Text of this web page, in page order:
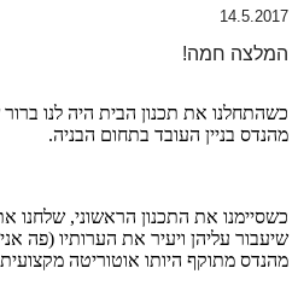
14.5.2017
המלצה חמה!
כשהתחלנו את תכנון הבית היה לנו
מהנדס בניין העובד בתחום הבניה.
כשסיימנו את התכנון הראשוני, שלחנו
שיעבור עליהן ויעיר את הערותיו (פה
מהנדס מתוקף היותו אוטוריטה